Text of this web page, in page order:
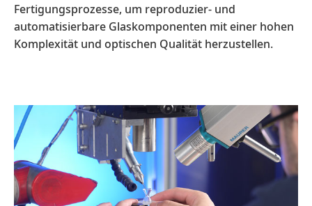
Fertigungsprozesse, um reproduzier- und
automatisierbare Glaskomponenten mit einer hohen
Komplexität und optischen Qualität herzustellen.